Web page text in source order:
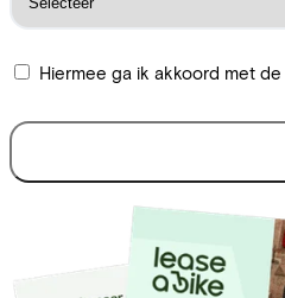
Hiermee ga ik akkoord met de